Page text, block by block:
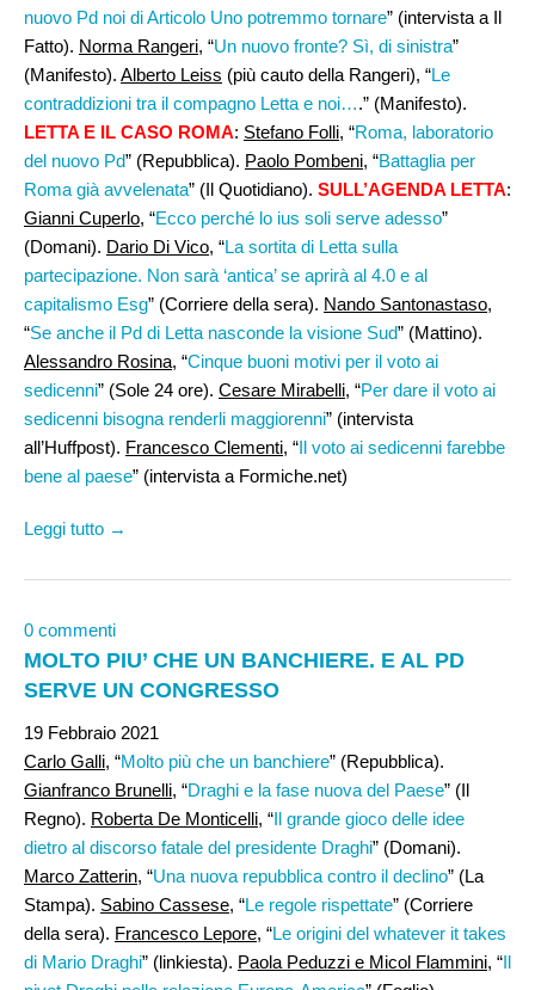
nuovo Pd noi di Articolo Uno potremmo tornare” (intervista a Il
Fatto). Norma Rangeri, “Un nuovo fronte? Sì, di sinistra”
(Manifesto). Alberto Leiss (più cauto della Rangeri), “Le
contraddizioni tra il compagno Letta e noi….” (Manifesto).
LETTA E IL CASO ROMA: Stefano Folli, “Roma, laboratorio
del nuovo Pd” (Repubblica). Paolo Pombeni, “Battaglia per
Roma già avvelenata” (Il Quotidiano). SULL’AGENDA LETTA:
Gianni Cuperlo, “Ecco perché lo ius soli serve adesso”
(Domani). Dario Di Vico, “La sortita di Letta sulla
partecipazione. Non sarà ‘antica’ se aprirà al 4.0 e al
capitalismo Esg” (Corriere della sera). Nando Santonastaso,
“Se anche il Pd di Letta nasconde la visione Sud” (Mattino).
Alessandro Rosina, “Cinque buoni motivi per il voto ai
sedicenni” (Sole 24 ore). Cesare Mirabelli, “Per dare il voto ai
sedicenni bisogna renderli maggiorenni” (intervista
all’Huffpost). Francesco Clementi, “Il voto ai sedicenni farebbe
bene al paese” (intervista a Formiche.net)
Leggi tutto →
0 commenti
MOLTO PIU’ CHE UN BANCHIERE. E AL PD
SERVE UN CONGRESSO
19 Febbraio 2021
Carlo Galli, “Molto più che un banchiere” (Repubblica).
Gianfranco Brunelli, “Draghi e la fase nuova del Paese” (Il
Regno). Roberta De Monticelli, “Il grande gioco delle idee
dietro al discorso fatale del presidente Draghi” (Domani).
Marco Zatterin, “Una nuova repubblica contro il declino” (La
Stampa). Sabino Cassese, “Le regole rispettate” (Corriere
della sera). Francesco Lepore, “Le origini del whatever it takes
di Mario Draghi” (linkiesta). Paola Peduzzi e Micol Flammini, “Il